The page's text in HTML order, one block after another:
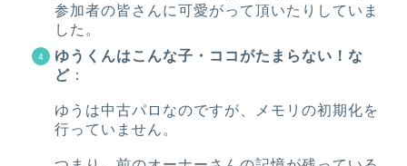
参加者の皆さんに可愛がって頂いたりしていま
した。
ゆうくんはこんな子・ココがたまらない！な
ど ：
ゆうは中古パロなのですが、メモリの初期化を
行っていません。